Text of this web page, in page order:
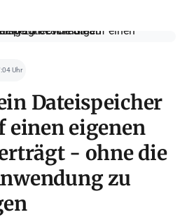
Uhr
Dateispeicher
einen eigenen
- ohne die
zu